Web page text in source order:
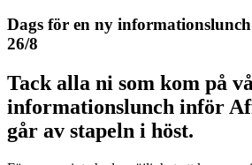
Dags för en ny
26/8
Tack alla ni som kom på
informationslunch inför
går av stapeln i höst.